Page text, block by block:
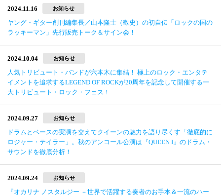
2024.11.16 お知らせ
ヤング・ギター創刊編集長／山本隆士（敬史）の初自伝「ロックの国の
ラッキーマン」先行販売トーク＆サイン会！
2024.10.04 お知らせ
人気トリビュート・バンドが六本木に集結！ 極上のロック・エンタテ
イメントを追求するLEGEND OF ROCKが20周年を記念して開催する一
大トリビュート・ロック・フェス！
2024.09.27 お知らせ
ドラムとベースの実演を交えてクイーンの魅力を語り尽くす「徹底的に
ロジャー・テイラー」。秋のアンコール公演は『QUEEN I』のドラム・
サウンドを徹底分析！
2024.09.24 お知らせ
『オカリナ ノスタルジー －世界で活躍する奏者のお手本＆一流のハー